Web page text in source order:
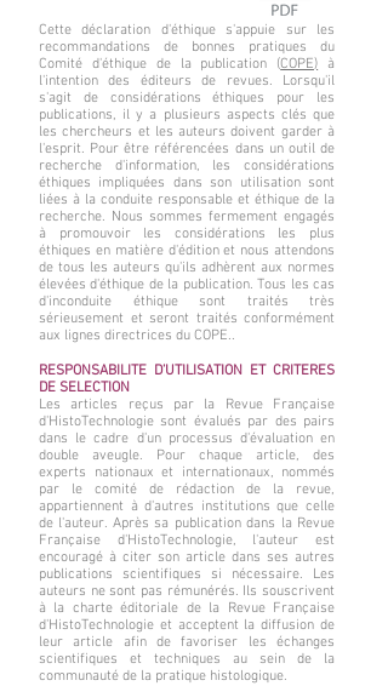
Cette déclaration d'éthique s'appuie sur les
recommandations de bonnes pratiques du
Comité d'éthique de la publication (COPE) à
l'intention des éditeurs de revues. Lorsqu'il
s'agit de considérations éthiques pour les
publications, il y a plusieurs aspects clés que
les chercheurs et les auteurs doivent garder à
l'esprit. Pour être référencées dans un outil de
recherche d'information, les considérations
éthiques impliquées dans son utilisation sont
liées à la conduite responsable et éthique de la
recherche. Nous sommes fermement engagés
à promouvoir les considérations les plus
éthiques en matière d'édition et nous attendons
de tous les auteurs qu'ils adhèrent aux normes
élevées d'éthique de la publication. Tous les cas
d'inconduite éthique sont traités très
sérieusement et seront traités conformément
aux lignes directrices du COPE..
RESPONSABILITE D’UTILISATION ET CRITERES
DE SELECTION
Les articles reçus par la Revue Française
d'HistoTechnologie sont évalués par des pairs
dans le cadre d'un processus d'évaluation en
double aveugle. Pour chaque article, des
experts nationaux et internationaux, nommés
par le comité de rédaction de la revue,
appartiennent à d'autres institutions que celle
de l'auteur. Après sa publication dans la Revue
Française d'HistoTechnologie, l'auteur est
encouragé à citer son article dans ses autres
publications scientifiques si nécessaire. Les
auteurs ne sont pas rémunérés. Ils souscrivent
à la charte éditoriale de la Revue Française
d'HistoTechnologie et acceptent la diffusion de
leur article afin de favoriser les échanges
scientifiques et techniques au sein de la
communauté de la pratique histologique.